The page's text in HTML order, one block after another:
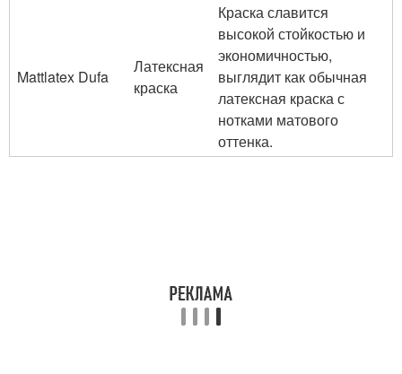
Mattlatex Dufa
Латексная
краска
Краска славится
высокой стойкостью и
экономичностью,
выглядит как обычная
латексная краска с
нотками матового
оттенка.